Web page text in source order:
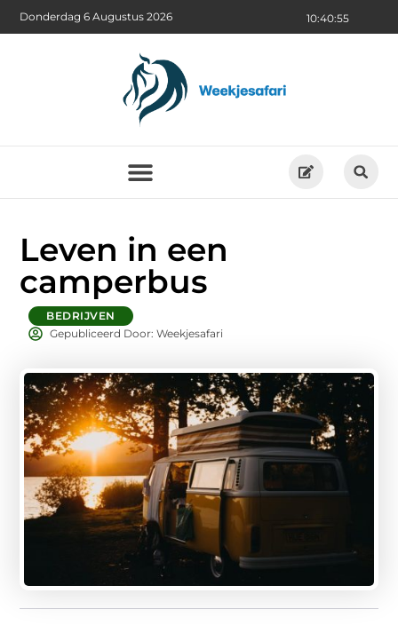
10:40:57
Donderdag 6 Augustus 2026
Leven in een
camperbus
BEDRIJVEN
Gepubliceerd Door: Weekjesafari